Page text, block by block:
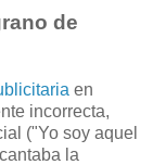
de
en
incorrecta,
("Yo soy aquel
la